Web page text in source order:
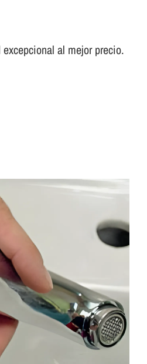
al mejor precio.